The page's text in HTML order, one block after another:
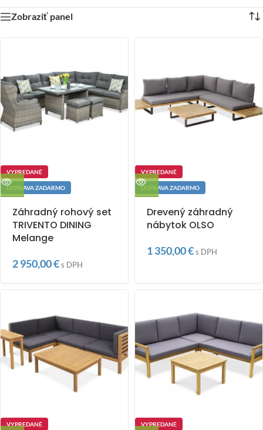
Zobraziť panel
VYPREDANÉ
DOPRAVA ZADARMO
Záhradný rohový set
TRIVENTO DINING
Melange
2 950,00€s DPH
VYPREDANÉ
DOPRAVA ZADARMO
Drevený záhradný
nábytok OLSO
1 350,00€s DPH
VYPREDANÉ VYPREDANÉ